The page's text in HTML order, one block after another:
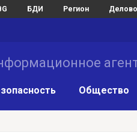
БДИ Регион
Общество